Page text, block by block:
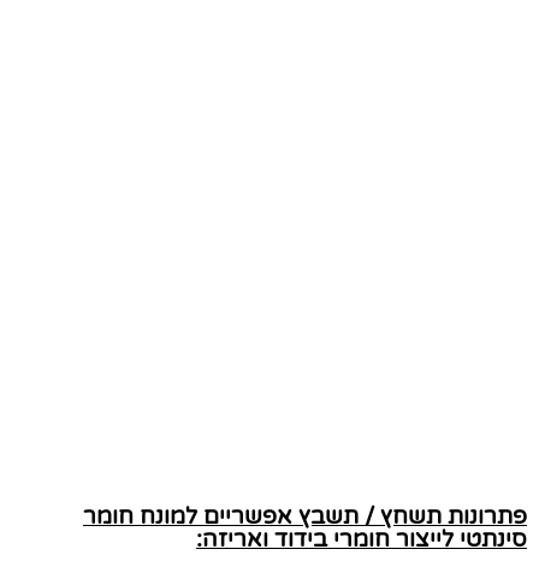
פתרונות תשחץ / תשבץ אפשריים למונח חומר
סינתטי לייצור חומרי בידוד ואריזה: